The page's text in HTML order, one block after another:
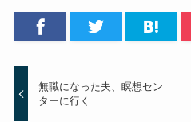
無職になった夫、瞑想セン
ターに行く